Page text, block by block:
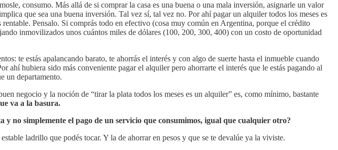
consumo. Más allá de si comprar la casa es una buena o una mala inversión, asignarle un valor
que sea una buena inversión. Tal vez sí, tal vez no. Por ahí pagar un alquiler todos los meses es
Pensalo. Si comprás todo en efectivo (cosa muy común en Argentina, porque el crédito
inmovilizados unos cuántos miles de dólares (100, 200, 300, 400) con un costo de oportunidad
te estás apalancando barato, te ahorrás el interés y con algo de suerte hasta el inmueble cuando
ahí hubiera sido más conveniente pagar el alquiler pero ahorrarte el interés que le estás pagando al
un departamento.
negocio y la noción de “tirar la plata todos los meses es un alquiler” es, como mínimo, bastante
va a la basura.
no simplemente el pago de un servicio que consumimos, igual que cualquier otro?
ladrillo que podés tocar. Y la de ahorrar en pesos y que se te devalúe ya la viviste.